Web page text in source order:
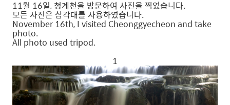
11월 16일, 청계천을 방문하여 사진을 찍었습니다.
모든 사진은 삼각대를 사용하였습니다.
November 16th, I visited Cheonggyecheon and take
photo.
All photo used tripod.
1